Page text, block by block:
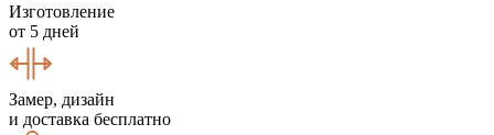
Изготовление
от 5 дней
Замер, дизайн
и доставка бесплатно